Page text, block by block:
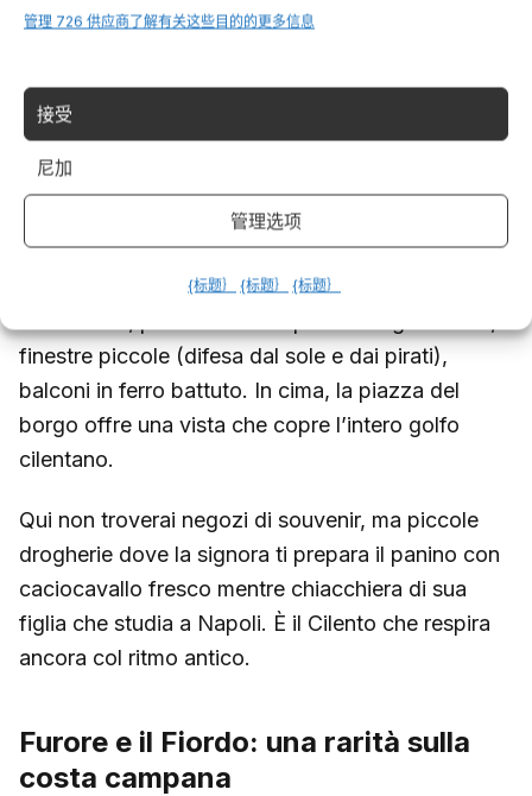
管理 726 供应商了解有关这些目的的更多信息
接受
尼加
管理选项
{标题｝ {标题｝ {标题｝
borghi autentici lontano dal turismo di massa
Castellabate e il borgo medievale
Castellabate è un villaggio di pietra arroccato su
un promontorio, raggiungibile solo a piedi dalle
moderne frazioni sottostanti. Salendo per i vicoli
finestre piccole (difesa dal sole e dai pirati),
balconi in ferro battuto. In cima, la piazza del
borgo offre una vista che copre l’intero golfo
cilentano.
Qui non troverai negozi di souvenir, ma piccole
drogherie dove la signora ti prepara il panino con
caciocavallo fresco mentre chiacchiera di sua
figlia che studia a Napoli. È il Cilento che respira
ancora col ritmo antico.
Furore e il Fiordo: una rarità sulla
costa campana